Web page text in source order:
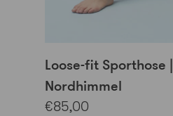
Loose-fit Sporthose |
Nordhimmel
€85,00